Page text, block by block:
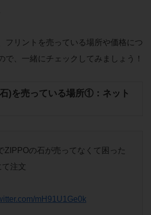
フリントを売っている場所や価格につ
で、一緒にチェックしてみましょう！
)を売っている場所①：ネット
ZIPPOの石が売ってなくて困った
注文
mH91U1Ge0k